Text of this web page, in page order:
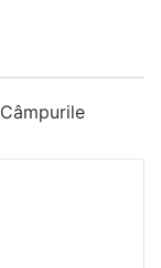
Câmpurile